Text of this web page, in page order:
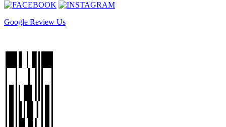
Google Review Us